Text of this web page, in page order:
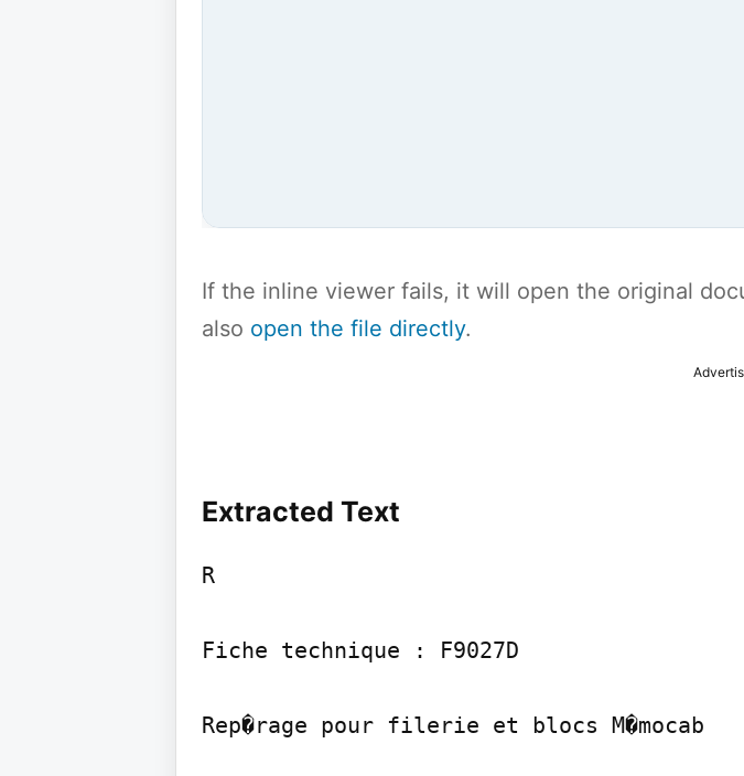
If the inline viewer fails, it will open the original
also open the file directly.
Extracted Text
R
Fiche technique : F9027D
Rep�rage pour filerie et blocs M�mocab